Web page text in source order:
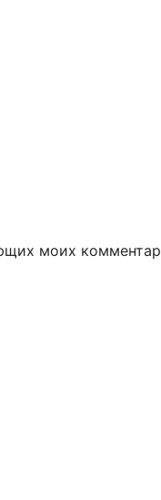
моих